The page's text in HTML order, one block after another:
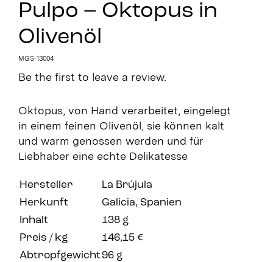
Pulpo – Oktopus in
Olivenöl
MGS-13004
Be the first to leave a review.
Oktopus, von Hand verarbeitet, eingelegt
in einem feinen Olivenöl, sie können kalt
und warm genossen werden und für
Liebhaber eine echte Delikatesse
Hersteller
La Brújula
Herkunft
Galicia, Spanien
Inhalt
138 g
Preis / kg
146,15 €
Abtropfgewicht96 g